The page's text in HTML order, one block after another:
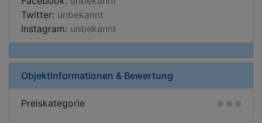
Twitter: unbekannt
Instagram: unbekannt
Objektinformationen & Bewertung
Preiskategorie